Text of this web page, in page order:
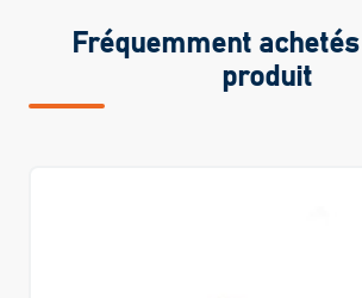
Fréquemment
produit